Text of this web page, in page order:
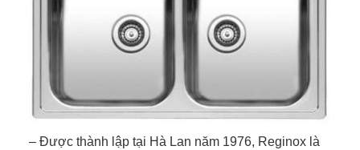
– Được thành lập tại Hà Lan năm 1976, Reginox là